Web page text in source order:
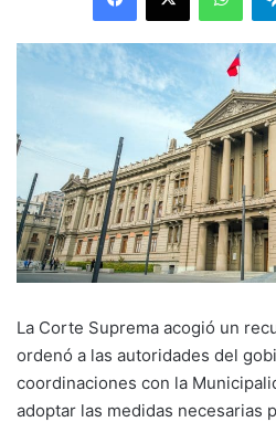
La Corte Suprema acogió un
ordenó a las autoridades del
coordinaciones con la
adoptar las medidas necesarias